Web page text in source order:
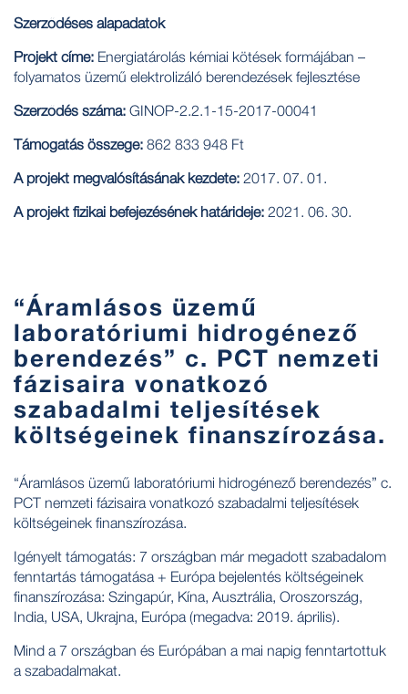
Szerződéses alapadatok
Projekt címe: Energiatárolás kémiai kötések formájában –
folyamatos üzemű elektrolizáló berendezések fejlesztése
Szerződés száma: GINOP-2.2.1-15-2017-00041
Támogatás összege: 862 833 948 Ft
A projekt megvalósításának kezdete: 2017. 07. 01.
A projekt fizikai befejezésének határideje: 2021. 06. 30.
“Áramlásos üzemű
laboratóriumi hidrogénező
berendezés” c. PCT nemzeti
fázisaira vonatkozó
szabadalmi teljesítések
költségeinek finanszírozása.
“Áramlásos üzemű laboratóriumi hidrogénező berendezés” c.
PCT nemzeti fázisaira vonatkozó szabadalmi teljesítések
költségeinek finanszírozása.
Igényelt támogatás: 7 országban már megadott szabadalom
fenntartás támogatása + Európa bejelentés költségeinek
finanszírozása: Szingapúr, Kína, Ausztrália, Oroszország,
India, USA, Ukrajna, Európa (megadva: 2019. április).
Mind a 7 országban és Európában a mai napig fenntartottuk
a szabadalmakat.